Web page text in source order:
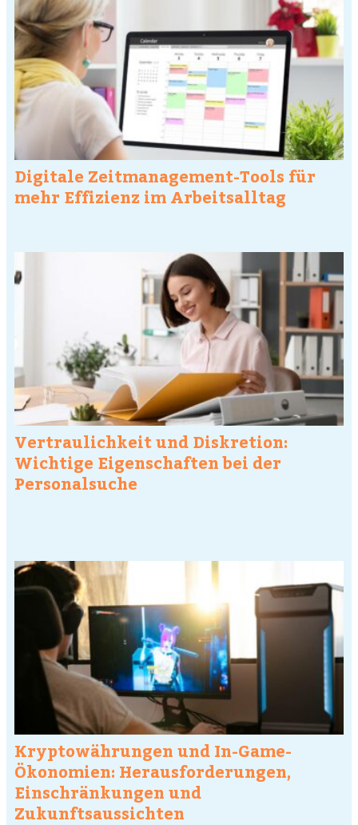
Digitale Zeitmanagement-Tools für
mehr Effizienz im Arbeitsalltag
Vertraulichkeit und Diskretion:
Wichtige Eigenschaften bei der
Personalsuche
Kryptowährungen und In-Game-
Ökonomien: Herausforderungen,
Einschränkungen und
Zukunftsaussichten